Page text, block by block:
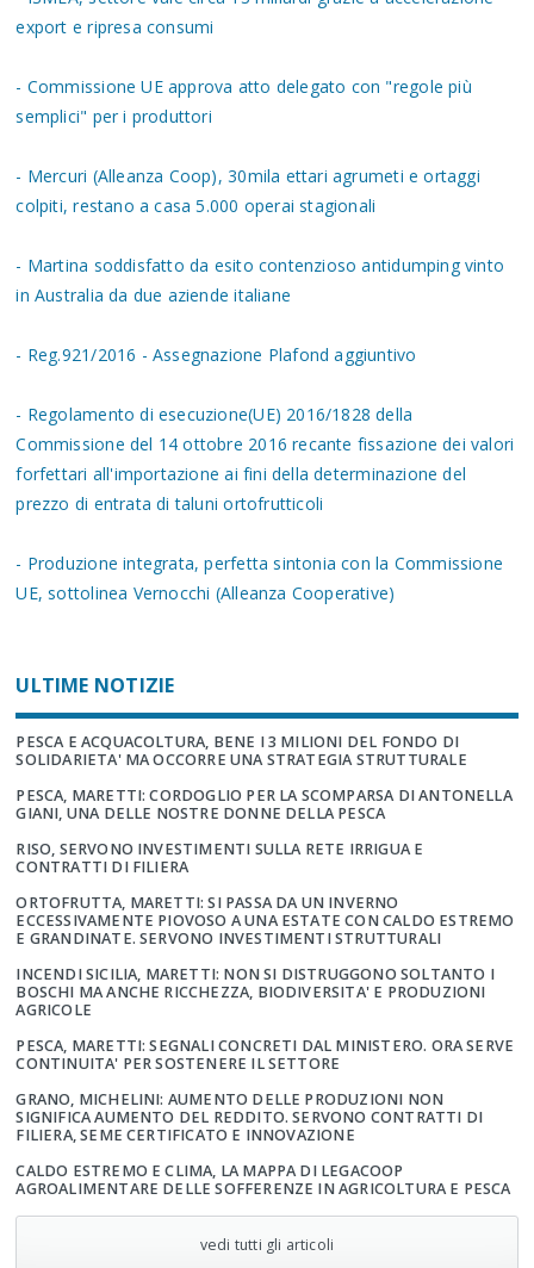
export e ripresa consumi
- Commissione UE approva atto delegato con "regole più
semplici" per i produttori
- Mercuri (Alleanza Coop), 30mila ettari agrumeti e ortaggi
colpiti, restano a casa 5.000 operai stagionali
- Martina soddisfatto da esito contenzioso antidumping vinto
in Australia da due aziende italiane
- Reg.921/2016 - Assegnazione Plafond aggiuntivo
- Regolamento di esecuzione(UE) 2016/1828 della
Commissione del 14 ottobre 2016 recante fissazione dei valori
forfettari all'importazione ai fini della determinazione del
prezzo di entrata di taluni ortofrutticoli
- Produzione integrata, perfetta sintonia con la Commissione
UE, sottolinea Vernocchi (Alleanza Cooperative)
ULTIME NOTIZIE
PESCA E ACQUACOLTURA, BENE I 3 MILIONI DEL FONDO DI
SOLIDARIETA' MA OCCORRE UNA STRATEGIA STRUTTURALE
PESCA, MARETTI: CORDOGLIO PER LA SCOMPARSA DI ANTONELLA
GIANI, UNA DELLE NOSTRE DONNE DELLA PESCA
RISO, SERVONO INVESTIMENTI SULLA RETE IRRIGUA E
CONTRATTI DI FILIERA
ORTOFRUTTA, MARETTI: SI PASSA DA UN INVERNO
ECCESSIVAMENTE PIOVOSO A UNA ESTATE CON CALDO ESTREMO
E GRANDINATE. SERVONO INVESTIMENTI STRUTTURALI
INCENDI SICILIA, MARETTI: NON SI DISTRUGGONO SOLTANTO I
BOSCHI MA ANCHE RICCHEZZA, BIODIVERSITA' E PRODUZIONI
AGRICOLE
PESCA, MARETTI: SEGNALI CONCRETI DAL MINISTERO. ORA SERVE
CONTINUITA' PER SOSTENERE IL SETTORE
GRANO, MICHELINI: AUMENTO DELLE PRODUZIONI NON
SIGNIFICA AUMENTO DEL REDDITO. SERVONO CONTRATTI DI
FILIERA, SEME CERTIFICATO E INNOVAZIONE
CALDO ESTREMO E CLIMA, LA MAPPA DI LEGACOOP
AGROALIMENTARE DELLE SOFFERENZE IN AGRICOLTURA E PESCA
vedi tutti gli articoli